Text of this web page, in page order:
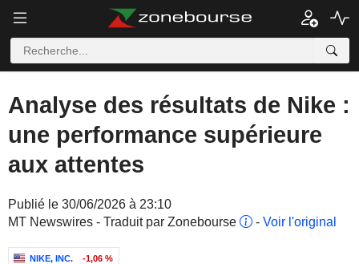
Analyse des résultats de Nike :
une performance supérieure
aux attentes
Publié le 30/06/2026 à 23:10
MT Newswires - Traduit par Zonebourse
- Voir l'original
NIKE, INC. -1,06 %